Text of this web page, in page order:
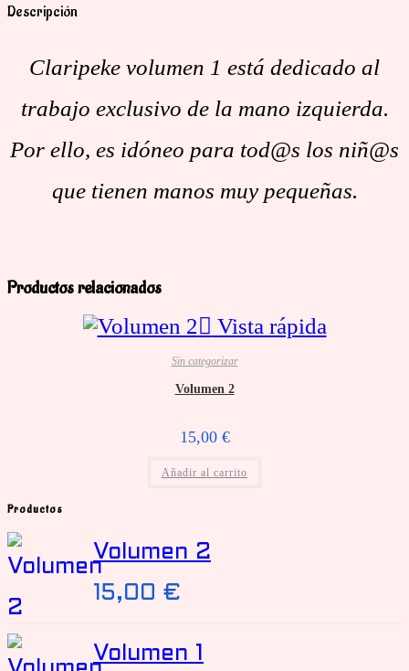
Descripción
Claripeke volumen 1 está dedicado al
trabajo exclusivo de la mano izquierda.
Por ello, es idóneo para tod@s los niñ@s
que tienen manos muy pequeñas.
Productos relacionados
Vista rápida
Sin categorizar
Volumen 2
15,00 €
Añadir al carrito
Productos
Volumen 2
15,00 €
Volumen 1
Para que
funcione lo
mejor posible
durante tu
visita. Si
cookies,
desaparecerán
nuestro sitio,
posibilidad de
ver contenido y